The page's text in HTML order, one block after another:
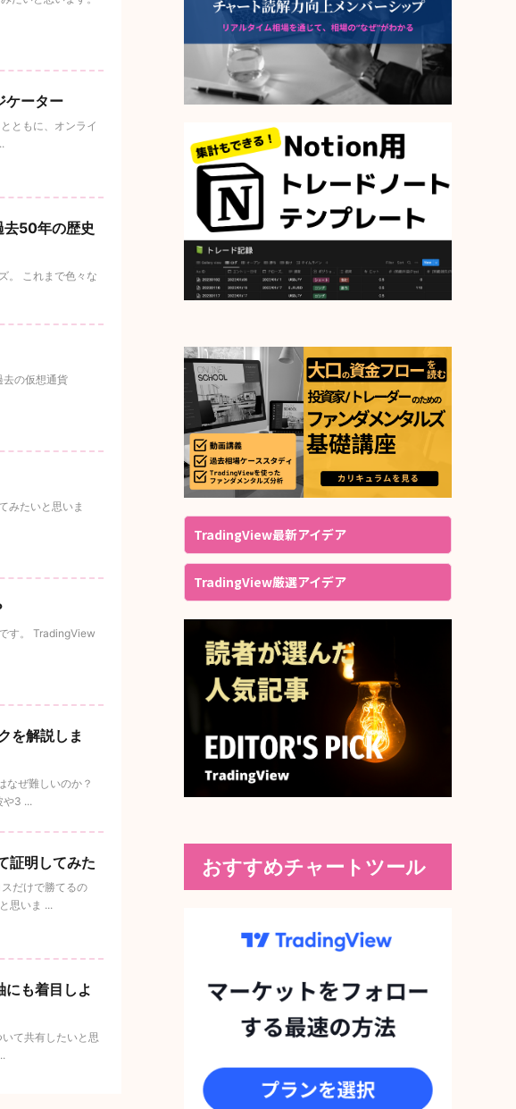
ケーター
ともに、オンライ
去50年の歴史
。 これまで色々な
去の仮想通貨
みたいと思いま
す。 TradingView
を解説しま
なぜ難しいのか？
や3 ...
証明してみた
だけで勝てるの
思いま ...
にも着目しよ
て共有したいと思
TradingView最新アイデア
TradingView厳選アイデア
おすすめチャートツール